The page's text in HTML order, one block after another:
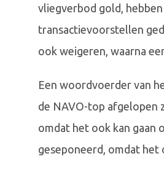
vliegverbod gold,
transactievoorstellen
ook weigeren, waarna
Een woordvoerder van
de NAVO-top afgelopen
omdat het ook kan gaan
geseponeerd, omdat het